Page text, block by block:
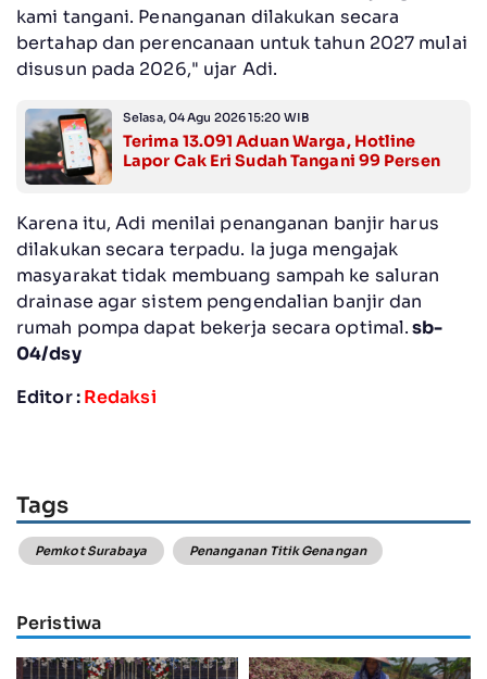
kami tangani. Penanganan dilakukan secara
bertahap dan perencanaan untuk tahun 2027 mulai
disusun pada 2026," ujar Adi.
Selasa, 04 Agu 2026 15:20 WIB
Terima 13.091 Aduan Warga, Hotline
Lapor Cak Eri Sudah Tangani 99 Persen
Karena itu, Adi menilai penanganan banjir harus
dilakukan secara terpadu. Ia juga mengajak
masyarakat tidak membuang sampah ke saluran
drainase agar sistem pengendalian banjir dan
rumah pompa dapat bekerja secara optimal.sb-
04/dsy
Editor :Redaksi
Tags
Pemkot Surabaya Penanganan Titik Genangan
Peristiwa